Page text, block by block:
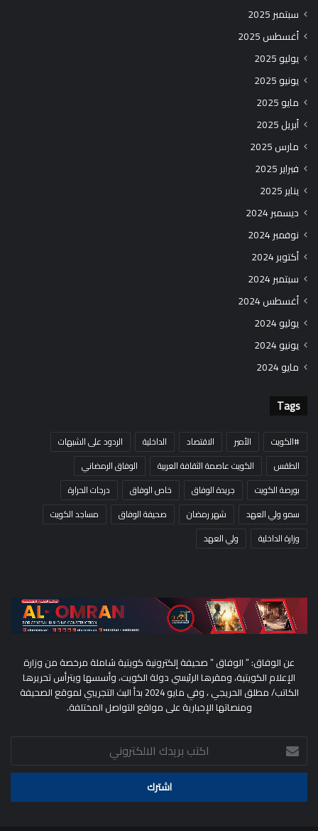
سبتمبر 2025
أغسطس 2025
يوليو 2025
يونيو 2025
مايو 2025
أبريل 2025
مارس 2025
فبراير 2025
يناير 2025
ديسمبر 2024
نوفمبر 2024
أكتوبر 2024
سبتمبر 2024
أغسطس 2024
يوليو 2024
يونيو 2024
مايو 2024
Tags
#الكويت الأمير الاقتصاد الداخلية
الردود على الشبهات
الطقس
الكويت عاصمة الثقافة العربية
الوفاق الرمضاني
بورصة الكويت
جريدة الوفاق خاص الوفاق
درجات الحرارة
سمو ولي العهد
شهر رمضان صحيفة الوفاق
مساجد الكويت
وزارة الداخلية
ولي العهد
عن الوفاق: ” الوفاق ” صحيفة إلكترونية كويتية شاملة مرخصة من وزارة
الإعلام الكويتية، ومقرها الرئيسي دولة الكويت، وأسسها ويترأس تحريرها
الكاتب/ مطلق الحريجي ، وفي مايو 2024 بدأ البث التجريبي لموقع الصحيفة
ومنصاتها الإخبارية على مواقع التواصل المختلفة.
اكتب
بريدك
الالكتروني